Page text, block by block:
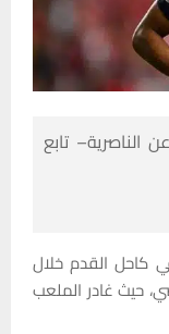
الناصرية– تابع
كاحل القدم خلال
حيث غادر الملعب